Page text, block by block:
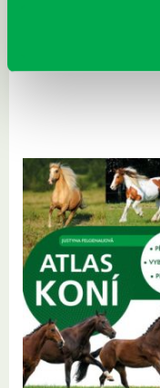
Rudź, Przemyslaw: Atlas
Sprievodca po hviezdnej